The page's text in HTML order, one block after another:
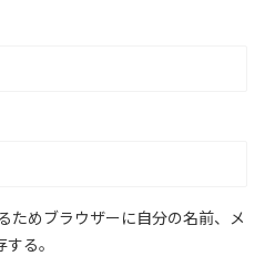
ためブラウザーに自分の名前、メ
る。